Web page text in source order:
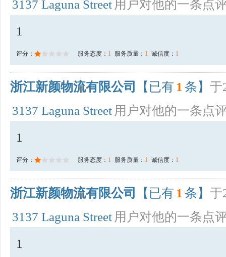
3137 Laguna Street 用户对他的一条点
1
评分： 服务态度： 1 服务质量： 1 诚信度： 1
浙江新颜物流有限公司 【已有 1 条】 于
3137 Laguna Street 用户对他的一条点
1
评分： 服务态度： 1 服务质量： 1 诚信度： 1
浙江新颜物流有限公司 【已有 1 条】 于
3137 Laguna Street 用户对他的一条点
1